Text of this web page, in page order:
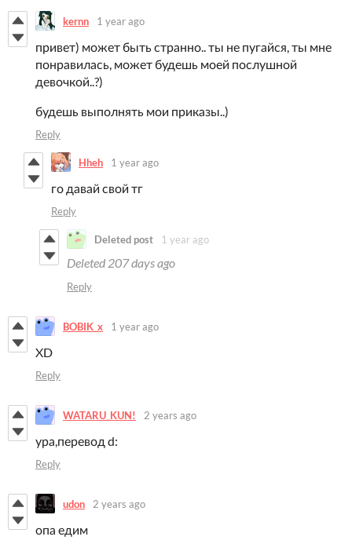
kernn 1 year ago
привет) может быть странно.. ты не пугайся, ты мне
понравилась, может будешь моей послушной
девочкой..?)
будешь выполнять мои приказы..)
Reply
Hheh 1 year ago
го давай свой тг
Reply
Deleted post 1 year ago
Deleted 207 days ago
Reply
BOBIK_x 1 year ago
XD
Reply
WATARU_KUN! 2 years ago
ура,перевод d:
Reply
udon 2 years ago
опа едим